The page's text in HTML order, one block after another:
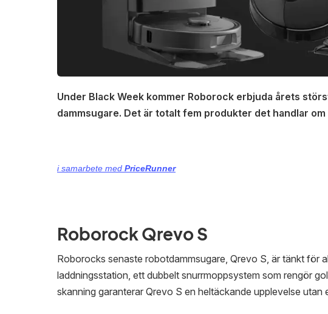
Under Black Week kommer Roborock erbjuda årets
dammsugare. Det är totalt fem produkter det handlar
i samarbete med PriceRunner
Roborock Qrevo S
Roborocks senaste robotdammsugare, Qrevo S, är tänkt för
laddningsstation, ett dubbelt snurrmoppsystem som rengör
skanning garanterar Qrevo S en heltäckande upplevelse utan